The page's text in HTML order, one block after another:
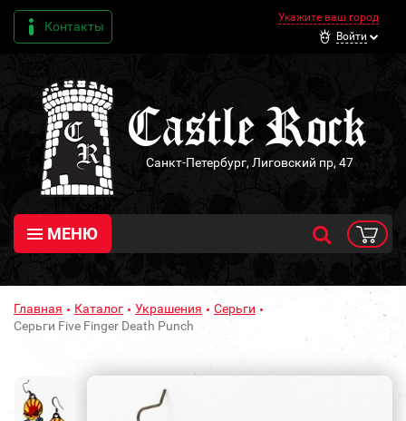
Контакты
Укажите ваш город
Войти
Санкт-Петербург, Лиговский пр, 47
МЕНЮ
Главная Каталог Украшения
Серьги
Серьги Five Finger Death Punch